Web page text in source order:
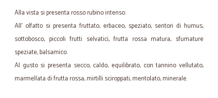
Alla vista si presenta rosso rubino intenso.
All' olfatto si presenta fruttato, erbaceo, speziato, sentori di humus,
sottobosco, piccoli frutti selvatici, frutta rossa matura, sfumature
speziate, balsamico.
Al gusto si presenta secco, caldo, equilibrato, con tannino vellutato,
marmellata di frutta rossa, mirtilli sciroppati, mentolato, minerale.